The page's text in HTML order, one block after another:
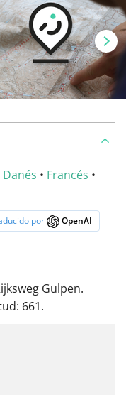
Danés • Francés •
por OpenAI
Gulpen.
661.